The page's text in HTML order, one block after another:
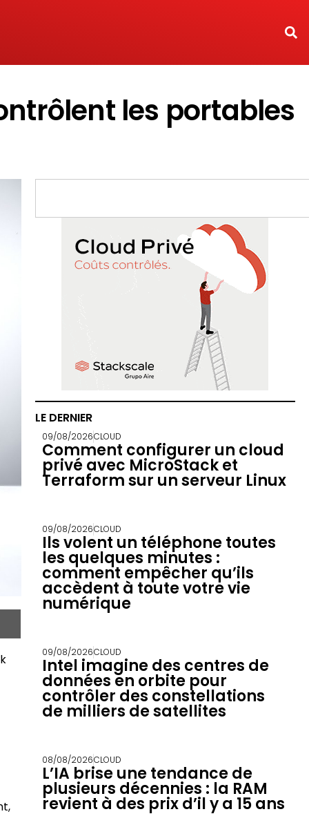
les portables
LE DERNIER
09/08/2026CLOUD
Comment configurer un cloud
privé avec MicroStack et
Terraform sur un serveur Linux
09/08/2026CLOUD
Ils volent un téléphone toutes
les quelques minutes :
comment empêcher qu’ils
accèdent à toute votre vie
numérique
09/08/2026CLOUD
Intel imagine des centres de
données en orbite pour
contrôler des constellations
de milliers de satellites
08/08/2026CLOUD
L’IA brise une tendance de
plusieurs décennies : la RAM
revient à des prix d’il y a 15 ans